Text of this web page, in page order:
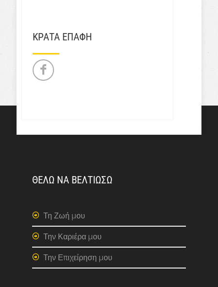
ΚΡΑΤΑ ΕΠΑΦΗ
ΘΕΛΩ ΝΑ ΒΕΛΤΙΩΣΩ
Τη Ζωή μου
Την Καριέρα μου
Την Επιχείρηση μου